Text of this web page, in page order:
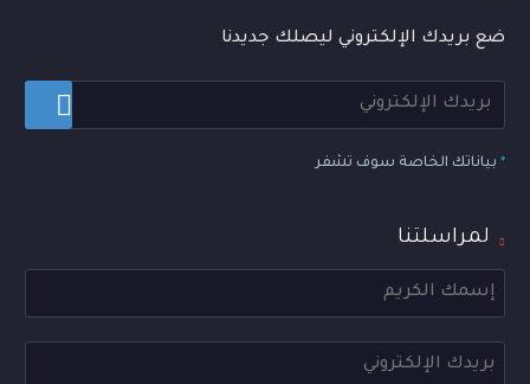
ضع بريدك الإلكتروني ليصلك جديدنا
* بياناتك الخاصة سوف تشفر
لمراسلتنا